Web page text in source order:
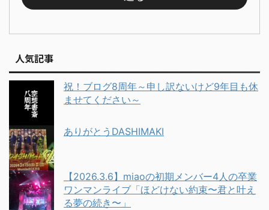
人気記事
祝！ブログ8周年～申し訳ないけど9年目も休
ませてください～
ありがとうDASHIMAKI
【2026.3.6】miaoの初期メンバー4人の卒業
ワンマンライブ「ほどけない約束〜君と叶え
る夢の続き〜」